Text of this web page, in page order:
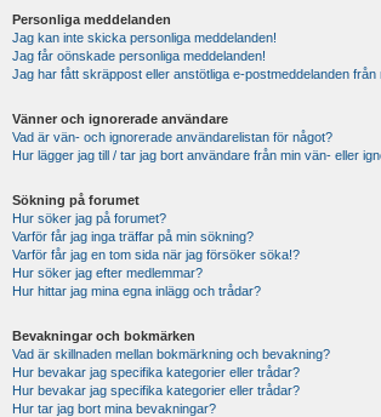
Personliga meddelanden
Jag kan inte skicka personliga meddelanden!
Jag får oönskade personliga meddelanden!
Jag har fått skräppost eller anstötliga e-postmeddelanden från
Vänner och ignorerade användare
Vad är vän- och ignorerade användarelistan för något?
Hur lägger jag till / tar jag bort användare från min vän- eller
Sökning på forumet
Hur söker jag på forumet?
Varför får jag inga träffar på min sökning?
Varför får jag en tom sida när jag försöker söka!?
Hur söker jag efter medlemmar?
Hur hittar jag mina egna inlägg och trådar?
Bevakningar och bokmärken
Vad är skillnaden mellan bokmärkning och bevakning?
Hur bevakar jag specifika kategorier eller trådar?
Hur bevakar jag specifika kategorier eller trådar?
Hur tar jag bort mina bevakningar?